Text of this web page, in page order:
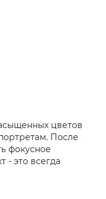
цветов
После
фокусное
- это всегда